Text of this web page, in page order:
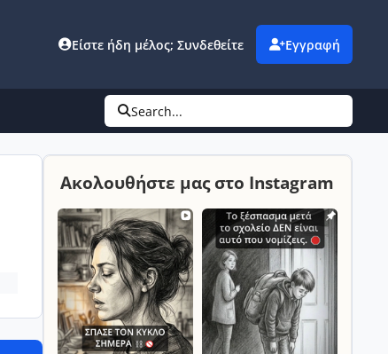
Είστε ήδη μέλος; Συνδεθείτε Εγγραφή
Search...
Ακολουθήστε μας στο Instagram